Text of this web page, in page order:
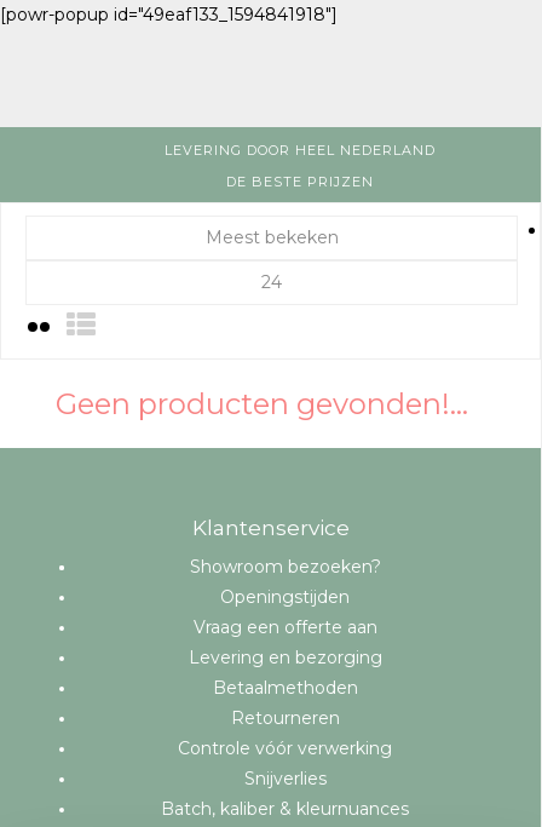
[powr-popup id="49eaf133_1594841918"]
LEVERING DOOR HEEL NEDERLAND
DE BESTE PRIJZEN
Meest bekeken
24
Geen producten gevonden!...
Klantenservice
Showroom bezoeken?
Openingstijden
Vraag een offerte aan
Levering en bezorging
Betaalmethoden
Retourneren
Controle vóór verwerking
Snijverlies
Batch, kaliber & kleurnuances